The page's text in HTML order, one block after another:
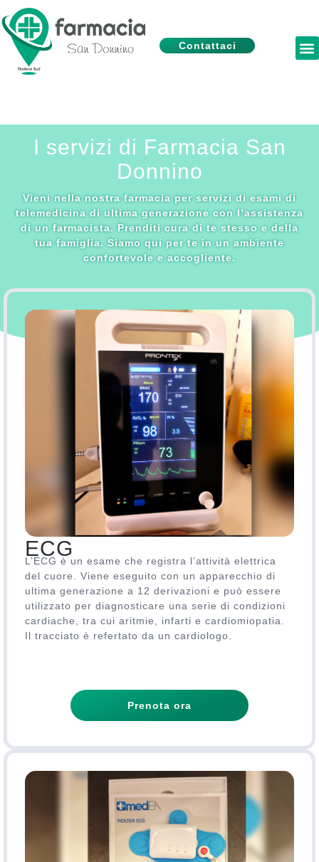
Contattaci
I servizi di Farmacia San
Donnino
Vieni nella nostra farmacia per servizi di esami di
telemedicina di ultima generazione con l’assistenza
di un farmacista. Prenditi cura di te stesso e della
tua famiglia. Siamo qui per te in un ambiente
confortevole e accogliente.
ECG
L’ECG è un esame che registra l’attività elettrica
del cuore. Viene eseguito con un apparecchio di
ultima generazione a 12 derivazioni e può essere
utilizzato per diagnosticare una serie di condizioni
cardiache, tra cui aritmie, infarti e cardiomiopatia.
Il tracciato è refertato da un cardiologo.
Prenota ora